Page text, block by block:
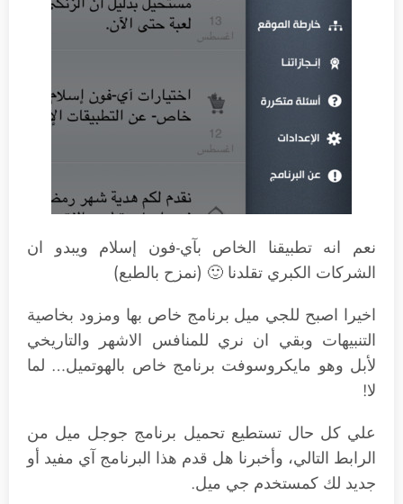
نعم انه تطبيقنا الخاص بآي-فون إسلام ويبدو ان
الشركات الكبري تقلدنا 🙂 (نمزح بالطبع)
اخيرا اصبح للجي ميل برنامج خاص بها ومزود بخاصية
التنبيهات وبقي ان نري للمنافس الاشهر والتاريخي
لأبل وهو مايكروسوفت برنامج خاص بالهوتميل… لما
لا!
علي كل حال تستطيع تحميل برنامج جوجل ميل من
الرابط التالي، وأخبرنا هل قدم هذا البرنامج آي مفيد أو
جديد لك كمستخدم جي ميل.